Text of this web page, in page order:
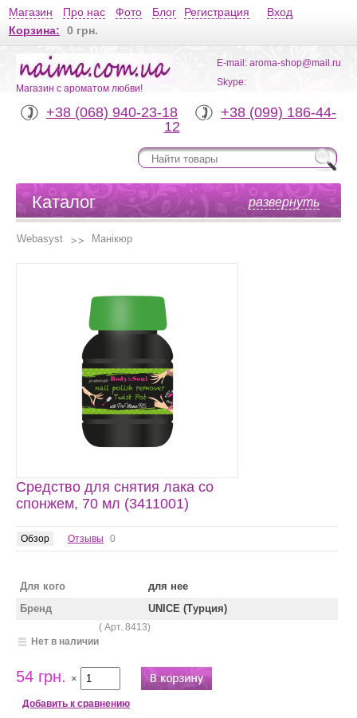
Магазин Про нас Фото Блог Регистрация
Вход
Корзина:
0 грн.
Магазин с ароматом любви!
+38 (068) 940-23-18
+38 (099) 186-44-
12
E-mail: aroma-shop@mail.ru
Skype:
развернуть
Каталог
Webasyst Манікюр
Средство для снятия лака со
спонжем, 70 мл (3411001)
Обзор Отзывы 0
Для кого
для нее
Бренд
UNICE (Турция)
( Арт. 8413)
Нет в наличии
54 грн. ×
Добавить к сравнению